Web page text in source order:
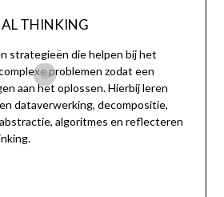
THINKING
strategieën die helpen bij het
problemen zodat een
aan het oplossen. Hierbij leren
dataverwerking, decompositie,
algoritmes en reflecteren